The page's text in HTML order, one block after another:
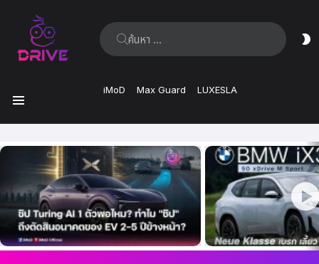
ค้นหา:
iMoD Max Guard LUXESLA
ล่าสุด